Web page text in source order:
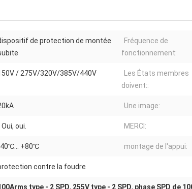
de protection de montée
Fréquence de
fonctionnement:
/ 275V/320V/385V/440V
Les États membres
doivent::
Une image:
Oui, oui. MERCI:
+80℃ montage de l'appui:
contre la foudre
type - 2 SPD, 255V type - 2 SPD, phase SPD de